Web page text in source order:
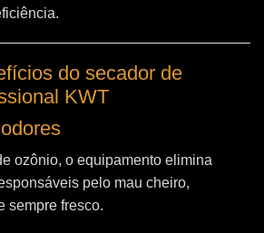
do secador de
KWT
ozônio, o equipamento elimina
pelo mau cheiro,
sempre fresco.